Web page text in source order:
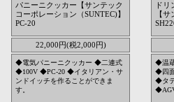
パニーニクッカー【サンテック
コーポレーション（SUNTEC)】
PC-20
22,000円(税2,000円)
◆電気パニーニクッカー ◆二連式
◆100V ◆PC-20 ◆イタリアン・サ
ンドイッチを作ることができま
す。
ド
【
◆温
◆四
◆タ